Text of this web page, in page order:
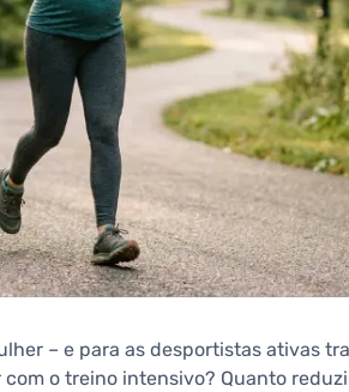
– e para as desportistas ativas
o treino intensivo? Quanto